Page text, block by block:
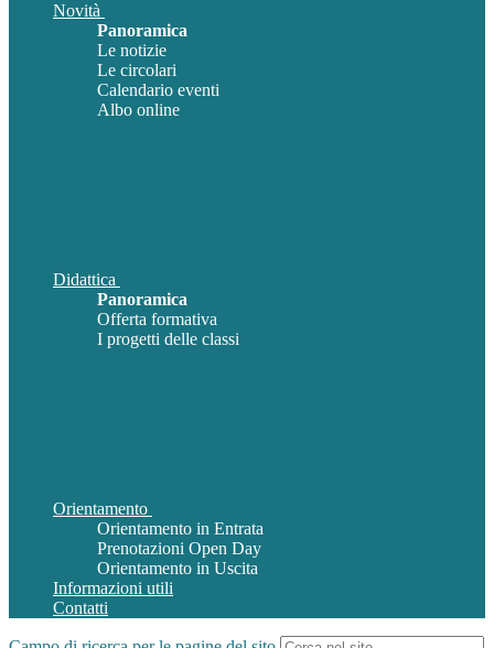
Novità
Panoramica
Le notizie
Le circolari
Calendario eventi
Albo online
Didattica
Panoramica
Offerta formativa
I progetti delle classi
Orientamento
Orientamento in Entrata
Prenotazioni Open Day
Orientamento in Uscita
Informazioni utili
Contatti